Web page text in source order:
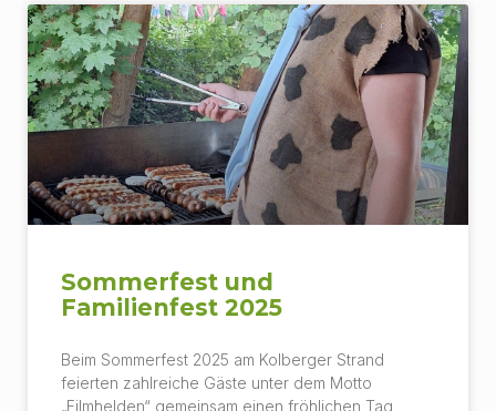
Sommerfest und
Familienfest 2025
Beim Sommerfest 2025 am Kolberger Strand
feierten zahlreiche Gäste unter dem Motto
„Filmhelden“ gemeinsam einen fröhlichen Tag